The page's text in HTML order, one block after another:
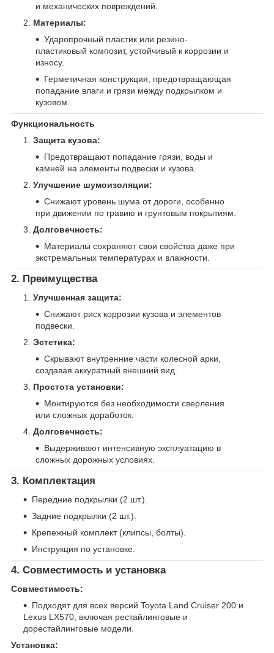
и механических повреждений.
Материалы:
Ударопрочный пластик или резино-
пластиковый композит, устойчивый к коррозии и
износу.
Герметичная конструкция, предотвращающая
попадание влаги и грязи между подкрылком и
кузовом.
Функциональность
Защита кузова:
Предотвращают попадание грязи, воды и
камней на элементы подвески и кузова.
Улучшение шумоизоляции:
Снижают уровень шума от дороги, особенно
при движении по гравию и грунтовым покрытиям.
Долговечность:
Материалы сохраняют свои свойства даже при
экстремальных температурах и влажности.
2. Преимущества
Улучшенная защита:
Снижают риск коррозии кузова и элементов
подвески.
Эстетика:
Скрывают внутренние части колесной арки,
создавая аккуратный внешний вид.
Простота установки:
Монтируются без необходимости сверления
или сложных доработок.
Долговечность:
Выдерживают интенсивную эксплуатацию в
сложных дорожных условиях.
3. Комплектация
Передние подкрылки (2 шт.).
Задние подкрылки (2 шт.).
Крепежный комплект (клипсы, болты).
Инструкция по установке.
4. Совместимость и установка
Совместимость:
Подходят для всех версий Toyota Land Cruiser 200 и
Lexus LX570, включая рестайлинговые и
дорестайлинговые модели.
Установка: